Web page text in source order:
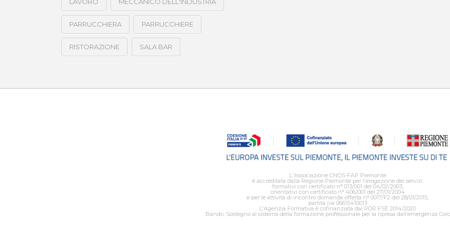
PARRUCCHIERA PARRUCCHIERE
RISTORAZIONE SALA BAR
L'Associazione CNOS-FAP Piemonte
è accreditata dalla Regione Piemonte per l'erogazione dei servizi:
formativi con certificato n° 013/001 del 04/02/2003,
orientativi con certificato n° 406/001 del 27/01/2004
e per le attività di incontro domanda offerta n° 0017/F2 del 28/01/2015,
partita iva 06615410013
L'Agenzia Formativa è cofinanziata dal POR FSE 2014/2020
Bando: Sostegno al sistema della formazione professionale per la ripresa dall’emergenza